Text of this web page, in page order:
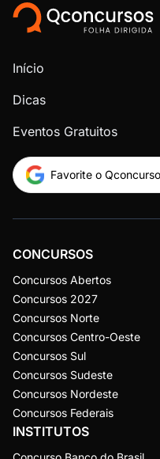
Início
Dicas
Eventos Gratuitos
Favorite o
CONCURSOS
Concursos Abertos
Concursos 2027
Concursos Norte
Concursos Centro-Oeste
Concursos Sul
Concursos Sudeste
Concursos Nordeste
Concursos Federais
INSTITUTOS